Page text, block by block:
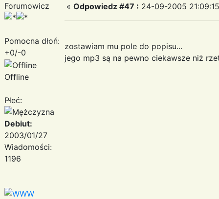
Forumowicz
Pomocna dłoń:
+0/-0
Offline
Płeć:
Debiut:
2003/01/27
Wiadomości:
1196
« Odpowiedz #47 : 24-09-2005
zostawiam mu pole do popisu...
jego mp3 są na pewno ciekawsze niż